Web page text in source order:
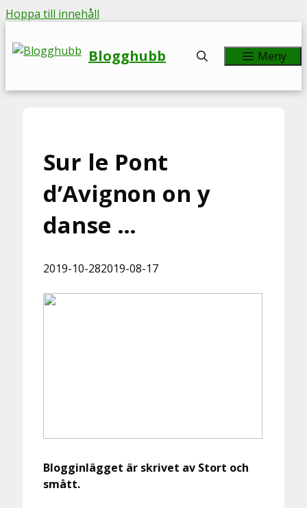
Hoppa till innehåll
Blogghubb Meny
Sur le Pont
d’Avignon on y
danse …
2019-10-282019-08-17
Blogginlägget är skrivet av Stort och
smått.